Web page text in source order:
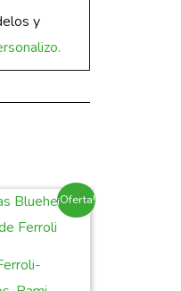
y
¡Oferta!